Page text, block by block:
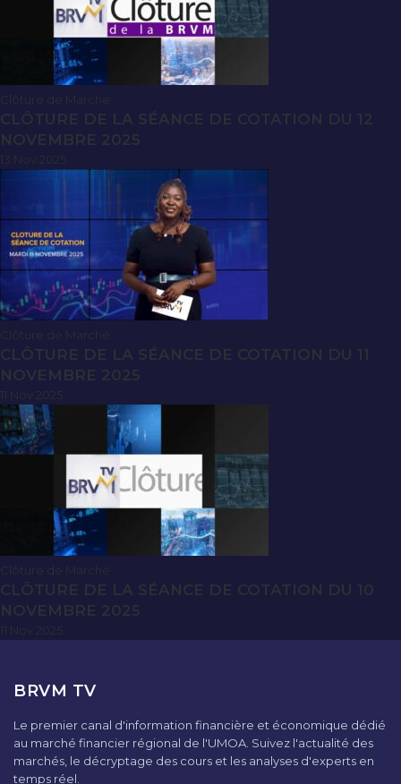
CLÔTURE DE LA SÉANCE DE COTATION DU 12
NOVEMBRE 2025
CLÔTURE DE LA SÉANCE DE COTATION DU 11
NOVEMBRE 2025
CLÔTURE DE LA SÉANCE DE COTATION DU 10
NOVEMBRE 2025
BRVM TV
Le premier canal d'information financière et économique dédié
au marché financier régional de l'UMOA. Suivez l'actualité des
marchés, le décryptage des cours et les analyses d'experts en
temps réel.